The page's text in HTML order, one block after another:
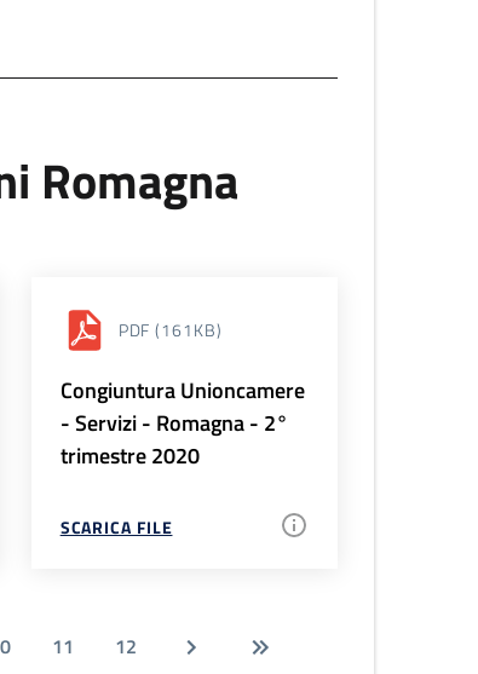
Romagna
PDF (161KB)
Congiuntura Unioncamere
- Servizi - Romagna - 2°
trimestre 2020
SCARICA FILE
11 12